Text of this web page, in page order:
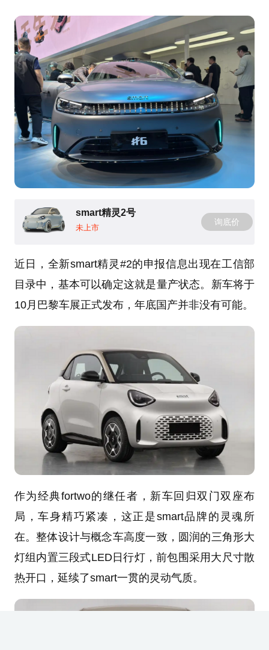
smart精灵2号
未上市
询底价
近日，全新smart精灵#2的申报信息出现在工信部
目录中，基本可以确定这就是量产状态。新车将于
10月巴黎车展正式发布，年底国产并非没有可能。
作为经典fortwo的继任者，新车回归双门双座布
局，车身精巧紧凑，这正是smart品牌的灵魂所
在。整体设计与概念车高度一致，圆润的三角形大
灯组内置三段式LED日行灯，前包围采用大尺寸散
热开口，延续了smart一贯的灵动气质。